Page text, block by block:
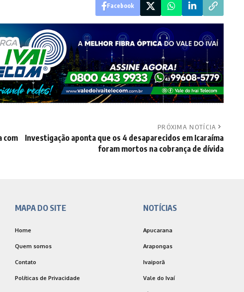
Facebook
com
PRÓXIMA NOTÍCIA
Investigação aponta que os 4 desaparecidos em Icaraíma
foram mortos na cobrança de dívida
MAPA DO SITE
Home
Quem somos
Contato
Políticas de Privacidade
NOTÍCIAS
Apucarana
Arapongas
Ivaiporã
Vale do Ivaí